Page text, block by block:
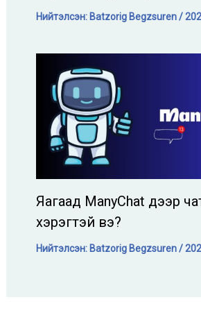
Нийтэлсэн: Batzorig Begzsuren/
Яагаад ManyChat дээр
хэрэгтэй вэ?
Нийтэлсэн: Batzorig Begzsuren/